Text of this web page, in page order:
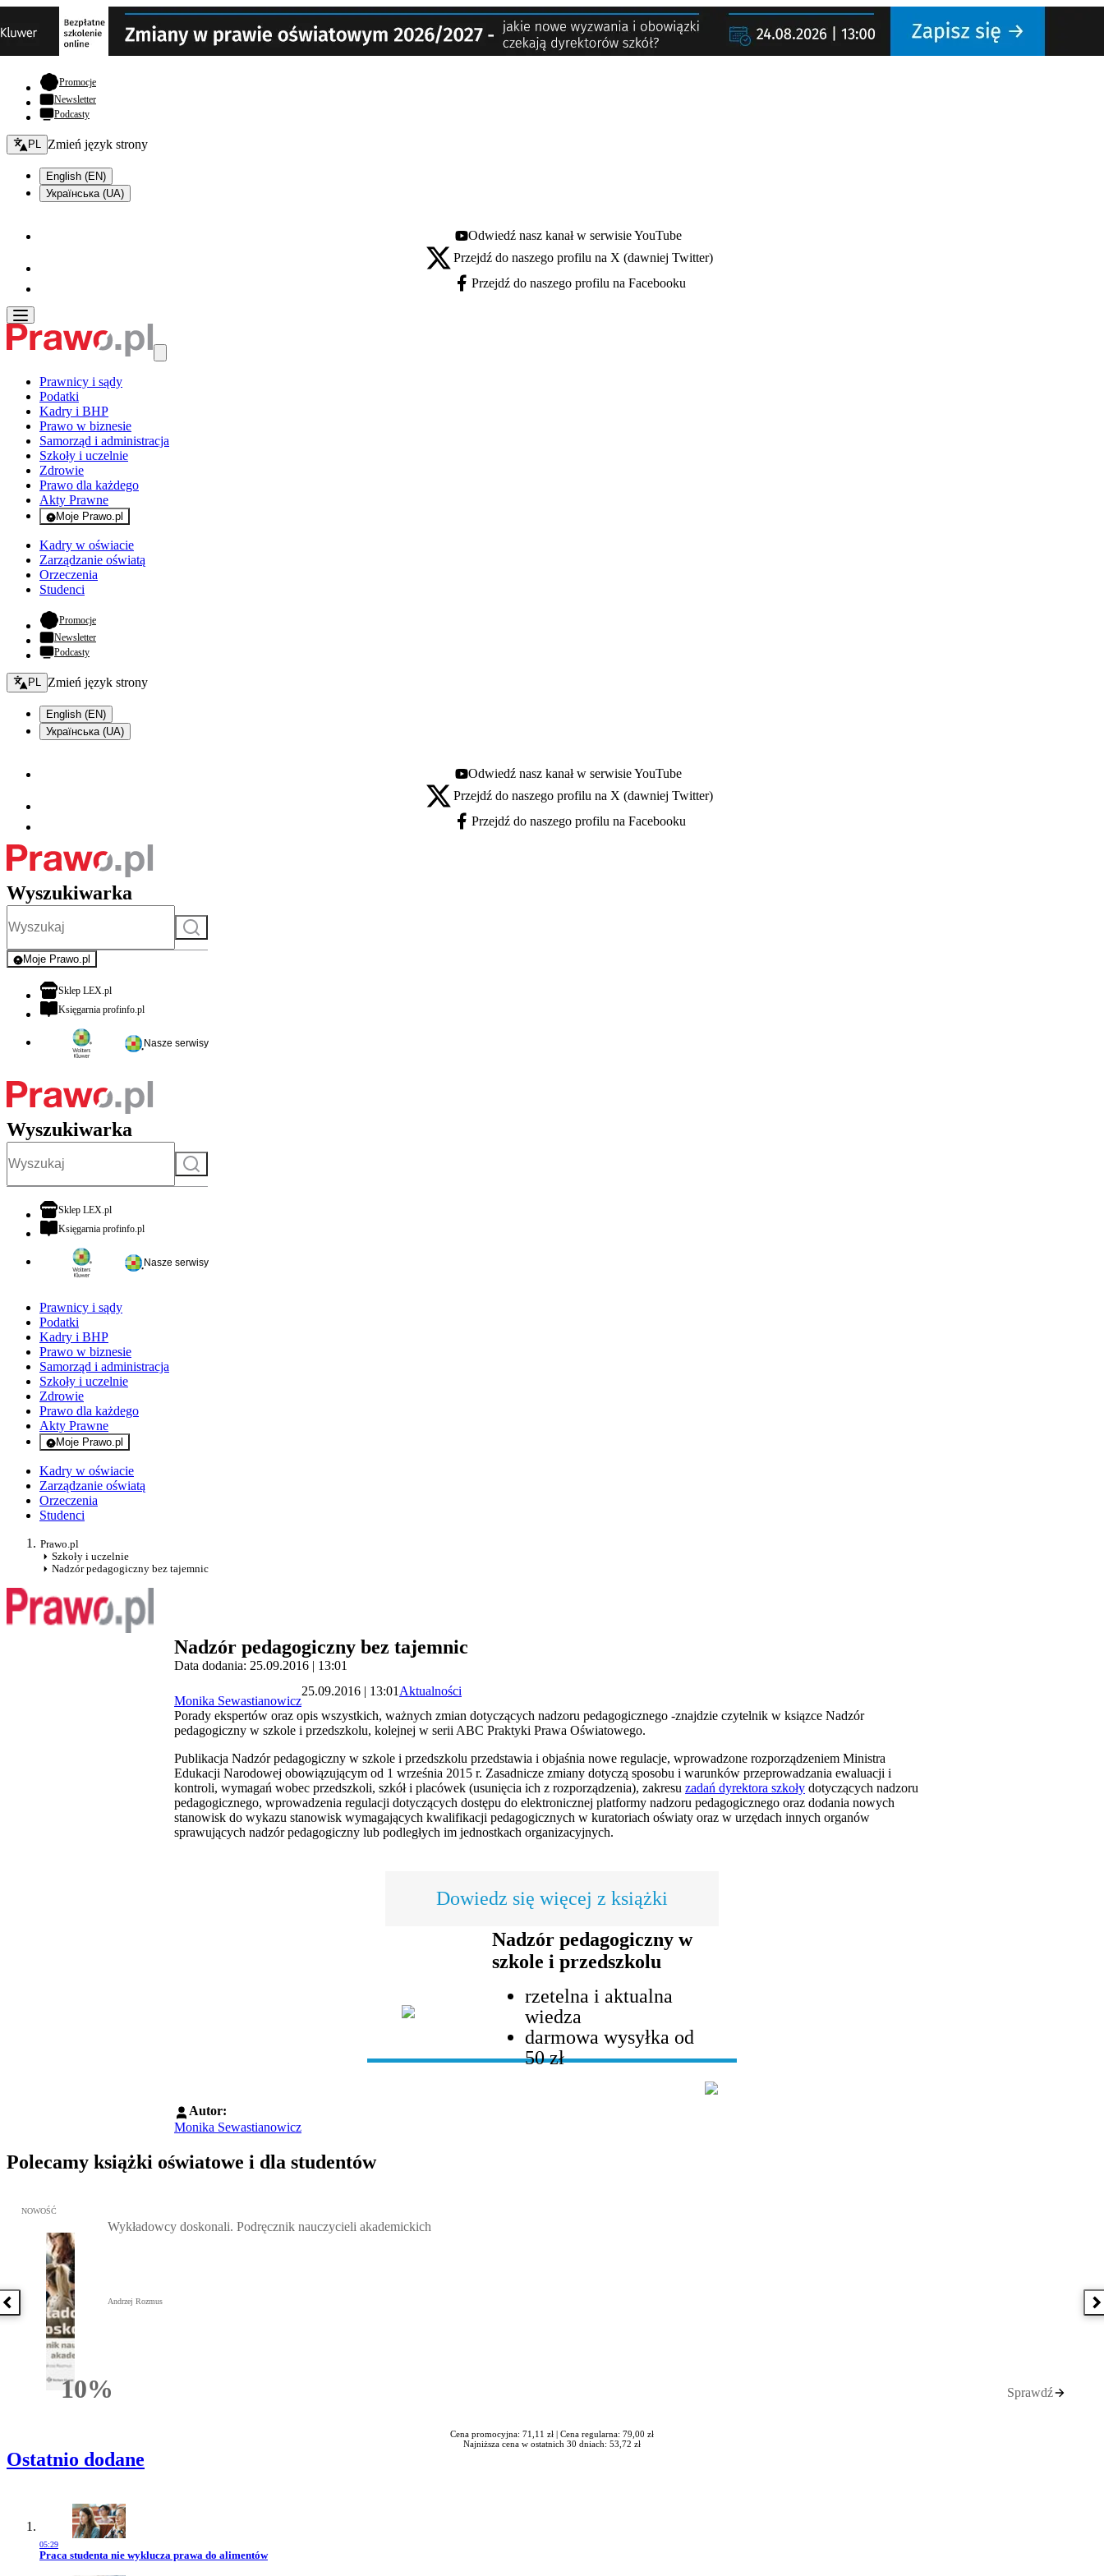
Promocje- otwiera się w nowej karcie
Newsletter
Podcasty
Zmień język - bieżący:
PL Zmień język strony
English (EN)
Українська (UA)
Youtube - otwiera się w nowej karcie
Odwiedź nasz kanał w serwisie YouTube
X - otwiera się w nowej karcie
Przejdź do naszego profilu na X (dawniej Twitter)
Facebook - otwiera się w nowej karcie
Przejdź do naszego profilu na Facebooku
Prawnicy i sądy
Podatki
Kadry i BHP
Prawo w biznesie
Samorząd i administracja
Szkoły i uczelnie
Zdrowie
Prawo dla każdego
Akty Prawne
Moje Prawo.pl
- rejestracja i logowanie do serwisu
Kadry w oświacie
Zarządzanie oświatą
Orzeczenia
Studenci
Promocje- otwiera się w nowej karcie
Newsletter
Podcasty
Zmień język - bieżący:
PL Zmień język strony
English (EN)
Українська (UA)
Youtube - otwiera się w nowej karcie
Odwiedź nasz kanał w serwisie YouTube
X - otwiera się w nowej karcie
Przejdź do naszego profilu na X (dawniej Twitter)
Facebook - otwiera się w nowej karcie
Przejdź do naszego profilu na Facebooku
Wyszukiwarka
Szukaj
Moje Prawo.pl
- rejestracja i logowanie do serwisu
Sklep LEX.plotwiera się w nowej karcie
Księgarnia profinfo.plotwiera się w nowej karcie
Nasze serwisy
Wyszukiwarka
Szukaj
Sklep LEX.plotwiera się w nowej karcie
Księgarnia profinfo.plotwiera się w nowej karcie
Nasze serwisy
Prawnicy i sądy
Podatki
Kadry i BHP
Prawo w biznesie
Samorząd i administracja
Szkoły i uczelnie
Zdrowie
Prawo dla każdego
Akty Prawne
Moje Prawo.pl
- rejestracja i logowanie do serwisu
Kadry w oświacie
Zarządzanie oświatą
Orzeczenia
Studenci
Prawo.pl
Szkoły i uczelnie
Nadzór pedagogiczny bez tajemnic
Nadzór pedagogiczny bez tajemnic
Data dodania: 25.09.2016 | 13:01
Monika Sewastianowicz
25.09.2016 | 13:01 Aktualności
Porady ekspertów oraz opis wszystkich, ważnych zmian dotyczących nadzoru pedagogicznego -znajdzie czytelnik w ksiązce Nadzór
pedagogiczny w szkole i przedszkolu, kolejnej w serii ABC Praktyki Prawa Oświatowego.
Publikacja Nadzór pedagogiczny w szkole i przedszkolu przedstawia i objaśnia nowe regulacje, wprowadzone rozporządzeniem Ministra
Edukacji Narodowej obowiązującym od 1 września 2015 r. Zasadnicze zmiany dotyczą sposobu i warunków przeprowadzania ewaluacji i
kontroli, wymagań wobec przedszkoli, szkół i placówek (usunięcia ich z rozporządzenia), zakresu zadań dyrektora szkoły dotyczących nadzoru
pedagogicznego, wprowadzenia regulacji dotyczących dostępu do elektronicznej platformy nadzoru pedagogicznego oraz dodania nowych
stanowisk do wykazu stanowisk wymagających kwalifikacji pedagogicznych w kuratoriach oświaty oraz w urzędach innych organów
sprawujących nadzór pedagogiczny lub podległych im jednostkach organizacyjnych.
Dowiedz się więcej z książki
Nadzór pedagogiczny w
szkole i przedszkolu
rzetelna i aktualna
wiedza
darmowa wysyłka od
50 zł
Autor:
Monika Sewastianowicz
Polecamy książki oświatowe i dla studentów
Poprzednia książka
Przejdź do: Wykładowcy doskonali. Podręcznik nauczycieli akademickich, Andrzej Rozmus - otwiera się w nowym oknie
NOWOŚĆ
10%Rabatu
Wykładowcy doskonali. Podręcznik nauczycieli akademickich
Andrzej Rozmus
Sprawdź
Cena promocyjna: 71,11 zł | Cena regularna: 79,00 zł
Najniższa cena w ostatnich 30 dniach: 53,72 zł
Ostatnio dodane
05:29
Przejdź do artykułu:
Praca studenta nie wyklucza prawa do alimentów